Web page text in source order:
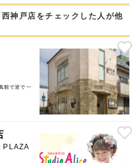
神戸店をチェックした人が他
館で皆で一
PLAZA